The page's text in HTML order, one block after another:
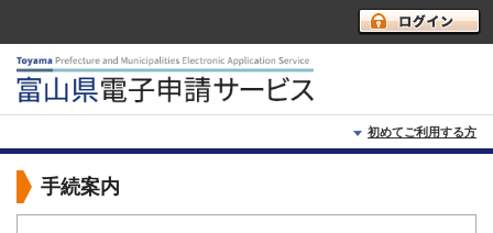
初めてご利用する方
初めて利用する方へ
手続案内